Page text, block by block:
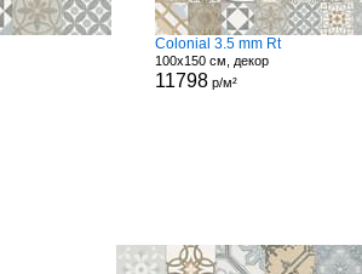
Colonial 3.5 mm Rt
100x150 см, декор
11798 р/м²